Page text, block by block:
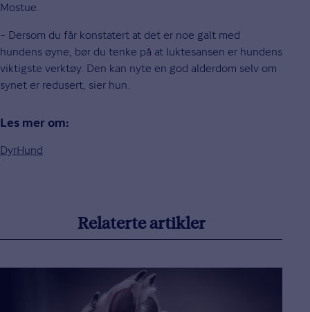
Mostue.
– Dersom du får konstatert at det er noe galt med
hundens øyne, bør du tenke på at luktesansen er hundens
viktigste verktøy. Den kan nyte en god alderdom selv om
synet er redusert, sier hun.
Les mer om:
DyrHund
Relaterte artikler